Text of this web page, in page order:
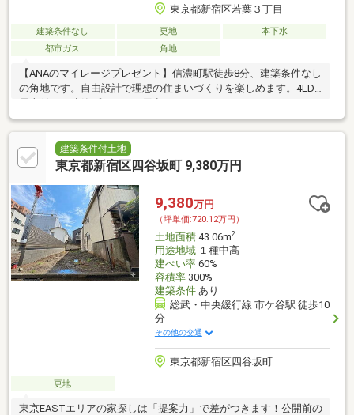
東京都新宿区若葉３丁目
建築条件なし 更地
本下水
都市ガス
角地
【ANAのマイレージプレゼント】信濃町駅徒歩8分、建築条件なし
の角地です。自由設計で理想の住まいづくりを楽しめます。4LDK
建築条件付土地
東京都新宿区四谷坂町 9,380万円
9,380万円
（坪単価:720.12万円）
土地面積43.06m2
用途地域１種中高
建ぺい率60%
容積率300%
建築条件あり
総武・中央緩行線 市ケ谷駅 徒歩10
分
その他の交通
東京都新宿区四谷坂町
更地
東京EASTエリアの家探しは「提案力」で差がつきます！公開前の